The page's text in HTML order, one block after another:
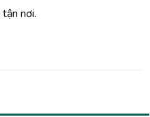
nơi.